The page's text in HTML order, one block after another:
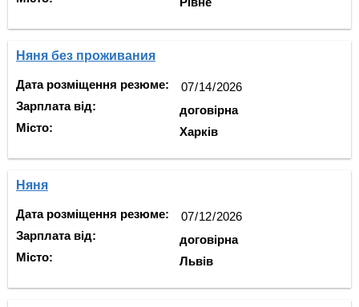
Няня без проживания
Дата розміщення резюме:
Зарплата від:
Місто:
договірна
Харків
Няня
Дата розміщення резюме:
Зарплата від:
Місто:
договірна
Львів